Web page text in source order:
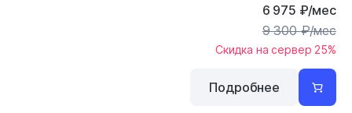
6 975 ₽/мес
9 300₽/мес
Скидка на сервер 25%
Подробнее